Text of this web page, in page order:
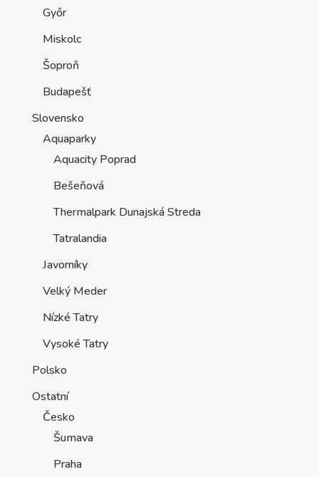
Győr
Miskolc
Šoproň
Budapešť
Slovensko
Aquaparky
Aquacity Poprad
Bešeňová
Thermalpark Dunajská Streda
Tatralandia
Javorníky
Velký Meder
Nízké Tatry
Vysoké Tatry
Polsko
Ostatní
Česko
Šumava
Praha